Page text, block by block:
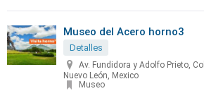
Museo del Acero horno3
Detalles
Av. Fundidora y Adolfo Prieto,
Nuevo León, Mexico
Museo